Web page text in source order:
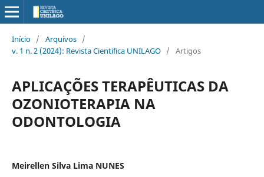
Início / Arquivos /
v. 1 n. 2 (2024): Revista Cientifica UNILAGO / Artigos
APLICAÇÕES TERAPÊUTICAS DA
OZONIOTERAPIA NA
ODONTOLOGIA
Meirellen Silva Lima NUNES